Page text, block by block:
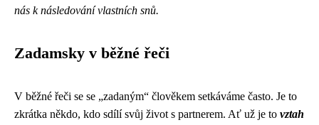
nás k následování vlastních snů.
Zadamsky v běžné řeči
V běžné řeči se se „zadaným“ člověkem setkáváme často. Je to
zkrátka někdo, kdo sdílí svůj život s partnerem. Ať už je to vztah